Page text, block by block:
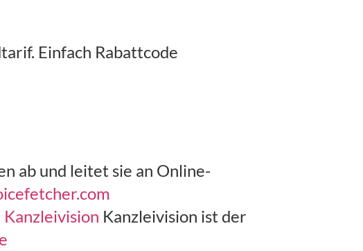
Einfach Rabattcode
ab und leitet sie an Online-
Kanzleivision ist der